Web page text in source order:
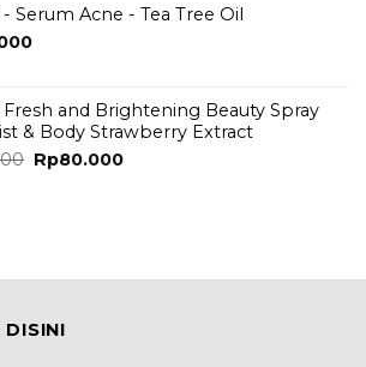
Rp125.000.Rp115.000.
- Serum Acne - Tea Tree Oil
Fresh and Brightening Beauty Spray
& Body Strawberry Extract
Original
Rp80.000Current
DISINI